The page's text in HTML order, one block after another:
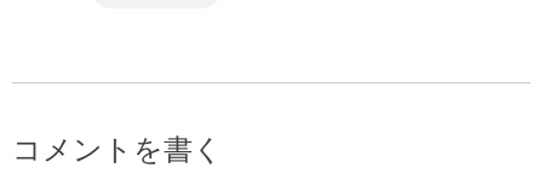
コメントを書く